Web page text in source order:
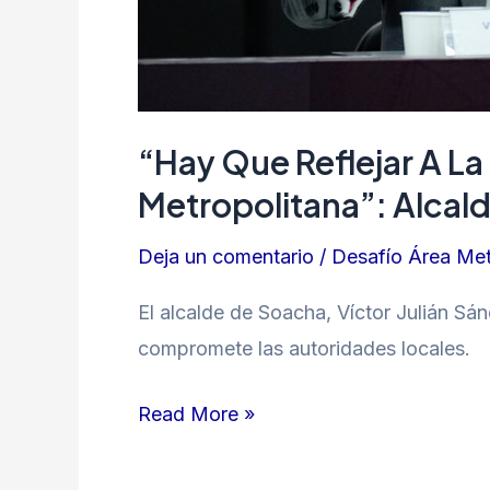
“Hay Que Reflejar A
Metropolitana”:
Deja un comentario / Desafío Área
El alcalde de Soacha, Víctor Julián
compromete las autoridades locales.
Read More »